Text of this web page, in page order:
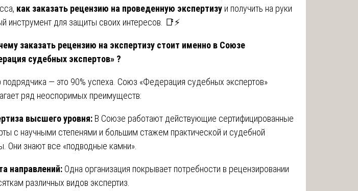
как заказать рецензию на проведенную экспертизу и получить на руки
инструмент для защиты своих интересов. 📑⚡
заказать рецензию на экспертизу стоит именно в Союзе
судебных экспертов» ?
— это 90% успеха. Союз «Федерация судебных экспертов»
ряд неоспоримых преимуществ:
высшего уровня: В Союзе работают действующие сертифицированные
с научными степенями и большим стажем практической и судебной
Они знают все «подводные камни».
направлений: Одна организация покрывает потребности в рецензировании
различных видов экспертиз.